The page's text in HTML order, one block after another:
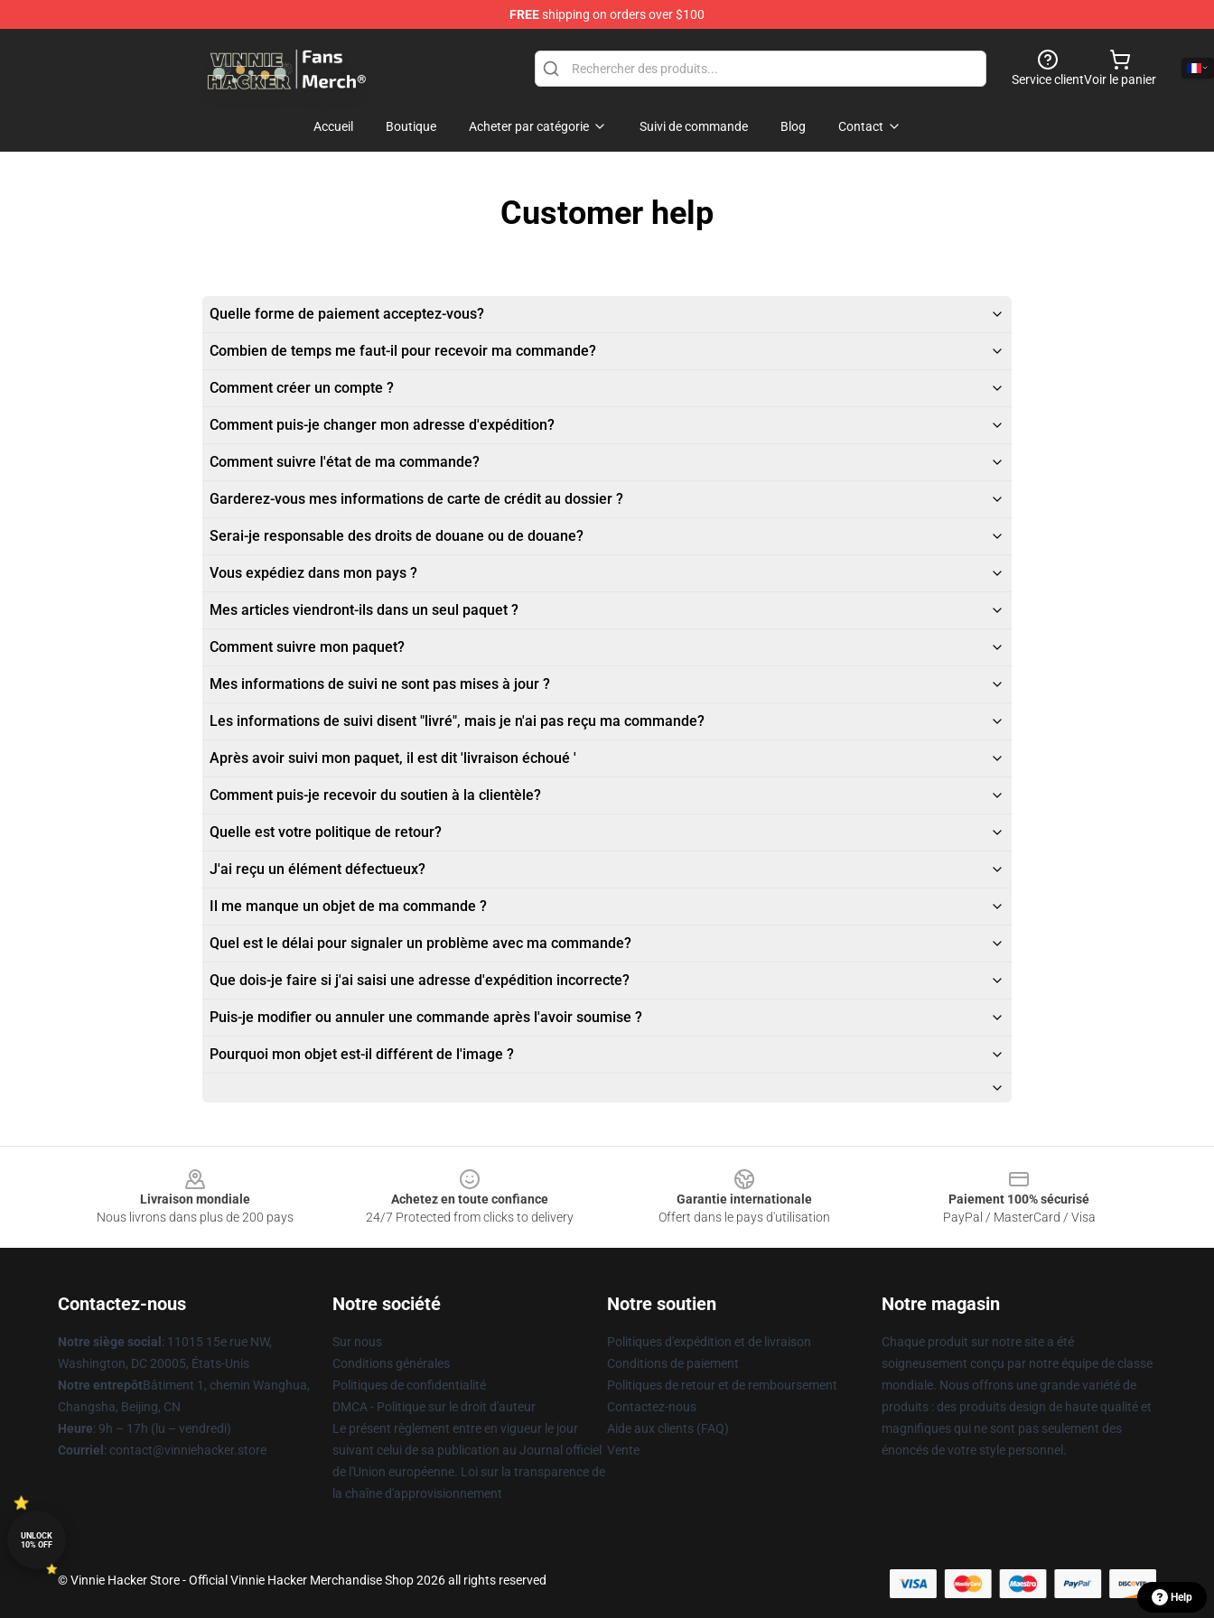
FREEshipping on orders over $100
Service clientVoir le panier
Accueil Boutique Acheter par catégorie Suivi de commande Blog Contact
Customer help
Quelle forme de paiement acceptez-vous?
Combien de temps me faut-il pour recevoir ma commande?
Comment créer un compte ?
Comment puis-je changer mon adresse d'expédition?
Comment suivre l'état de ma commande?
Garderez-vous mes informations de carte de crédit au dossier ?
Serai-je responsable des droits de douane ou de douane?
Vous expédiez dans mon pays ?
Mes articles viendront-ils dans un seul paquet ?
Comment suivre mon paquet?
Mes informations de suivi ne sont pas mises à jour ?
Les informations de suivi disent "livré", mais je n'ai pas reçu ma commande?
Après avoir suivi mon paquet, il est dit 'livraison échoué '
Comment puis-je recevoir du soutien à la clientèle?
Quelle est votre politique de retour?
J'ai reçu un élément défectueux?
Il me manque un objet de ma commande ?
Quel est le délai pour signaler un problème avec ma commande?
Que dois-je faire si j'ai saisi une adresse d'expédition incorrecte?
Puis-je modifier ou annuler une commande après l'avoir soumise ?
Pourquoi mon objet est-il différent de l'image ?
Livraison mondiale
Nous livrons dans plus de 200 pays
Achetez en toute confiance
24/7 Protected from clicks to delivery
Garantie internationale
Offert dans le pays d'utilisation
Paiement 100% sécurisé
PayPal / MasterCard / Visa
Contactez-nous
Notre siège social : 11015 15e rue NW,
Washington, DC 20005, États-Unis
Notre entrepôtBâtiment 1, chemin Wanghua,
Changsha, Beijing, CN
Heure: 9h – 17h (lu – vendredi)
Courriel : contact@vinniehacker.store
Notre société
Sur nous
Conditions générales
Politiques de confidentialité
DMCA - Politique sur le droit d'auteur
Le présent règlement entre en vigueur le jour
suivant celui de sa publication au Journal officiel
de l'Union européenne. Loi sur la transparence de
la chaîne d'approvisionnement
Notre soutien
Politiques d'expédition et de livraison
Conditions de paiement
Politiques de retour et de remboursement
Contactez-nous
Aide aux clients (FAQ)
Vente
Notre magasin
Chaque produit sur notre site a été
soigneusement conçu par notre équipe de classe
mondiale. Nous offrons une grande variété de
produits : des produits design de haute qualité et
magnifiques qui ne sont pas seulement des
énoncés de votre style personnel.
© Vinnie Hacker Store - Official Vinnie Hacker Merchandise Shop 2026 all rights reserved
UNLOCK
10% OFF
Help